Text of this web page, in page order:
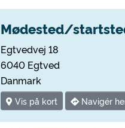
Mødested/
Egtvedvej 18
6040 Egtved
Danmark
Vis på kort Navigér